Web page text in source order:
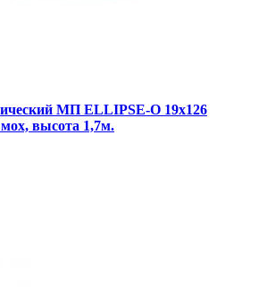
МП ELLIPSE-O 19х126
высота 1,7м.